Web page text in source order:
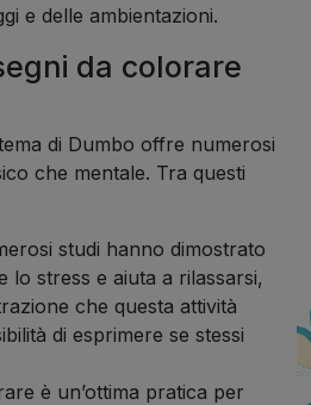
e delle ambientazioni.
da colorare
di Dumbo offre numerosi
che mentale. Tra questi
studi hanno dimostrato
lo stress e aiuta a rilassarsi,
che questa attività
di esprimere se stessi
è un’ottima pratica per